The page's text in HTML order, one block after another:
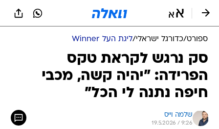
ספורט/כדורגל ישראלי/ליגת העל Winner
סק נרגש לקראת טקס
הפרידה: "יהיה קשה, מכבי
חיפה נתנה לי הכל"
שלמה וייס
19.5.2026 / 9:26